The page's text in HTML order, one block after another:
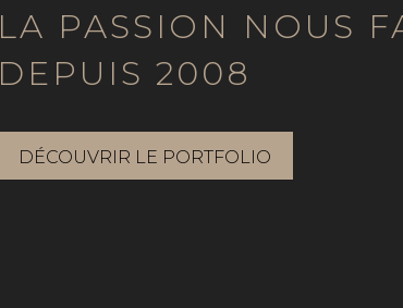
LA PASSION NOUS
DEPUIS 2008
DÉCOUVRIR LE PORTFOLIO